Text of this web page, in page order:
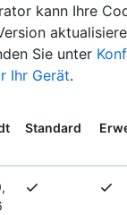
kann Ihre
Sie unter
Ihr Gerät.
Standard